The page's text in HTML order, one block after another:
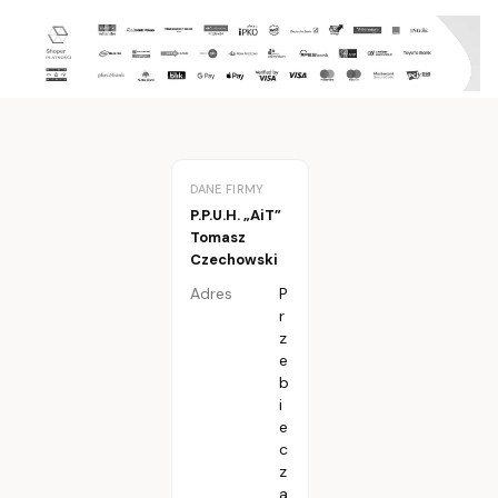
DANE FIRMY
P.P.U.H. „AiT”
Tomasz
Czechowski
Adres
P
r
z
e
b
i
e
c
z
a